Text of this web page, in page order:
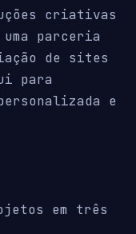
criativas
parceria
de sites
para
e
em três